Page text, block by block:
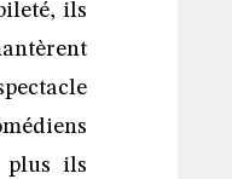
ils
plus ils